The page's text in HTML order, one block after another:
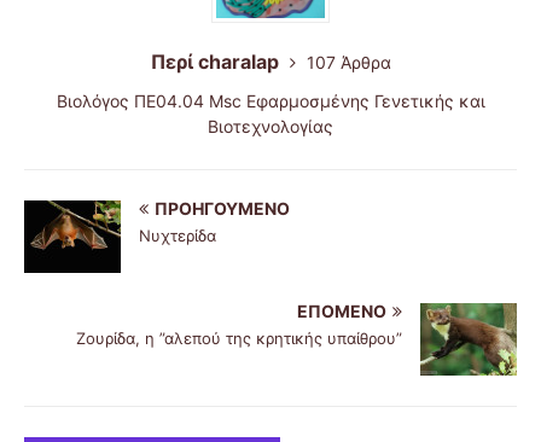
Περί charalap
107 Άρθρα
Βιολόγος ΠΕ04.04 Msc Εφαρμοσμένης Γενετικής και
Βιοτεχνολογίας
ΠΡΟΗΓΟΎΜΕΝΟ
Νυχτερίδα
ΕΠΌΜΕΝΟ
Ζουρίδα, η ”αλεπού της κρητικής υπαίθρου”